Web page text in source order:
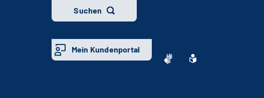
Suchen
Mein Kundenportal